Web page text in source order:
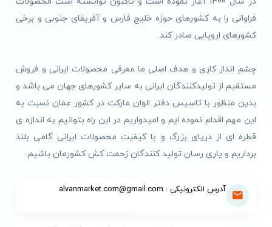
فراوانی را به کشورهای حوزه خلیج فارس و آفریقای جنوبی و برخی
کشورهای اروپایی صادر کند.
چشم انداز کاری و هدف اصلی ما معرفی محصولات ایرانی و فروش
مستقیم از تولیدکنندگان ایرانی به سایر کشورهای جهان می باشد و
بدین منظور با تاسیس دفتر الوان مارکت در کشور عمان نسبت به
این مهم اقدام نموده ایم و امیدواریم در این راه بتوانیم به اندازه ی
قطره ای از دریای بزرگ و با کیفیت محصولات ایرانی گامی بلند
برداریم و یاری رسان تولید کنندگان زحمت کش کشورمان باشیم.
آدرس الکترونیکی : alvanmarket.com@gmail.com